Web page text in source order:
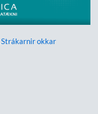
Strákarnir okkar